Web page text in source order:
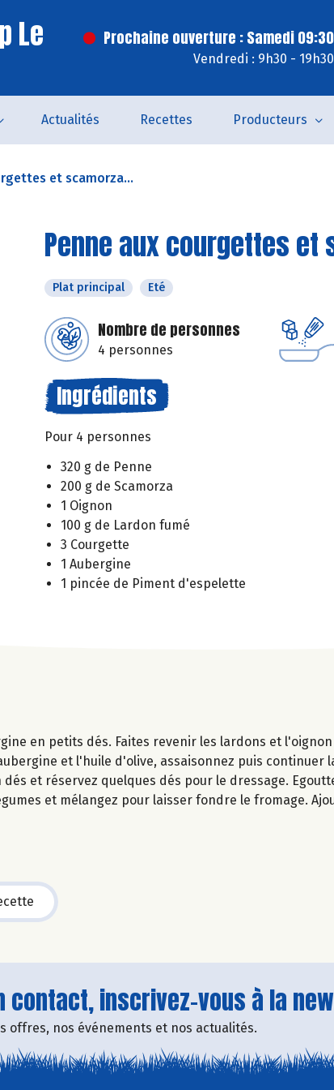
Le Prochaine ouverture : Samedi 09:30
Vendredi : 9h30 - 19h30
Actualités Recettes Producteurs
et scamorza...
Penne aux courgettes et
Plat principal Eté
Nombre de personnes
4 personnes
Ingrédients
Pour 4 personnes
320 g de Penne
200 g de Scamorza
1 Oignon
100 g de Lardon fumé
3 Courgette
1 Aubergine
1 pincée de Piment d'espelette
en petits dés. Faites revenir les lardons et
et l'huile d'olive, assaisonnez puis continuer
dés et réservez quelques dés pour le dressage.
et mélangez pour laisser fondre le fromage.
contact, inscrivez-vous à la
offres, nos événements et nos actualités.